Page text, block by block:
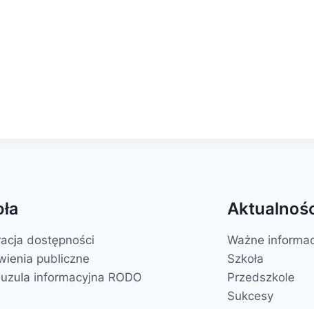
dostępności
publiczne
informacyjna RODO
Ważne
Szkoła
Przedszkole
Sukcesy